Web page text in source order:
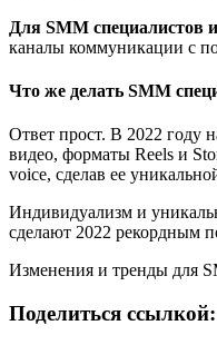
Для SMM специалистов
каналы коммуникации с
Что же делать SMM
Ответ прост. В 2022 году
видео, форматы Reels и
voice, сделав ее
Индивидуализм и
сделают 2022 рекордным
Изменения и тренды для
Поделиться ссылкой: